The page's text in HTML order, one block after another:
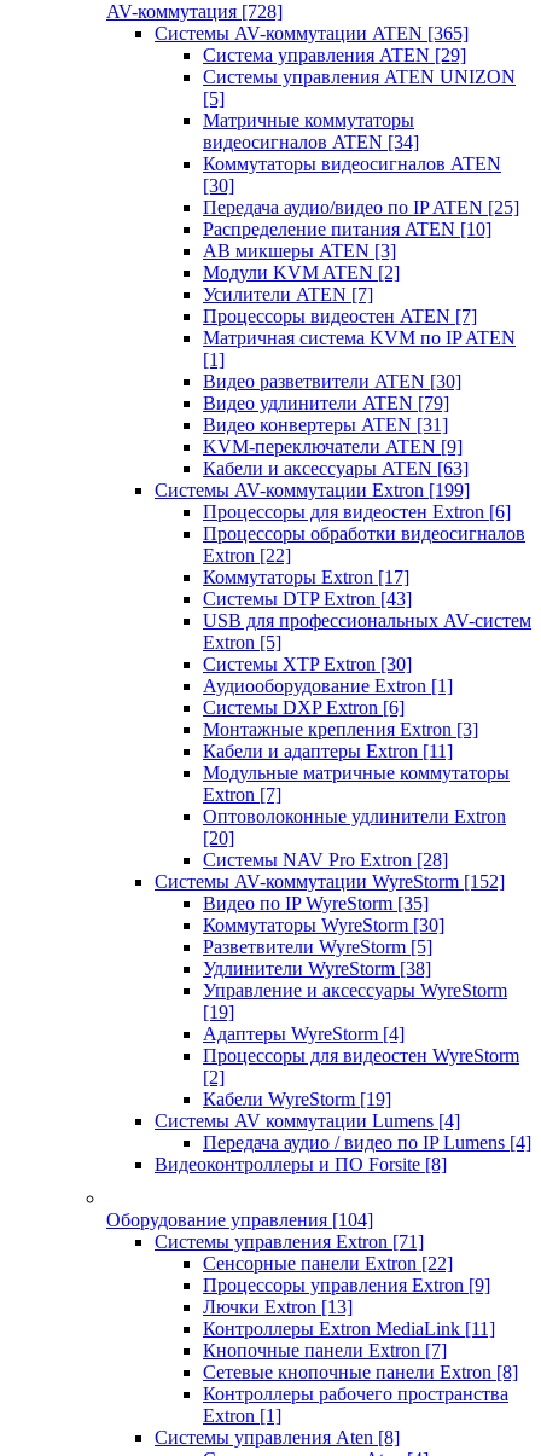
AV-коммутация [728]
Системы AV-коммутации ATEN [365]
Система управления ATEN [29]
Системы управления ATEN UNIZON
[5]
Матричные коммутаторы
видеосигналов ATEN [34]
Коммутаторы видеосигналов ATEN
[30]
Передача аудио/видео по IP ATEN [25]
Распределение питания ATEN [10]
АВ микшеры ATEN [3]
Модули KVM ATEN [2]
Усилители ATEN [7]
Процессоры видеостен ATEN [7]
Матричная система KVM по IP ATEN
[1]
Видео разветвители ATEN [30]
Видео удлинители ATEN [79]
Видео конвертеры ATEN [31]
KVM-переключатели ATEN [9]
Кабели и аксессуары ATEN [63]
Системы AV-коммутации Extron [199]
Процессоры для видеостен Extron [6]
Процессоры обработки видеосигналов
Extron [22]
Коммутаторы Extron [17]
Системы DTP Extron [43]
USB для профессиональных AV-систем
Extron [5]
Системы XTP Extron [30]
Аудиооборудование Extron [1]
Системы DXP Extron [6]
Монтажные крепления Extron [3]
Кабели и адаптеры Extron [11]
Модульные матричные коммутаторы
Extron [7]
Оптоволоконные удлинители Extron
[20]
Системы NAV Pro Extron [28]
Системы AV-коммутации WyreStorm [152]
Видео по IP WyreStorm [35]
Коммутаторы WyreStorm [30]
Разветвители WyreStorm [5]
Удлинители WyreStorm [38]
Управление и аксессуары WyreStorm
[19]
Адаптеры WyreStorm [4]
Процессоры для видеостен WyreStorm
[2]
Кабели WyreStorm [19]
Системы AV коммутации Lumens [4]
Передача аудио / видео по IP Lumens [4]
Видеоконтроллеры и ПО Forsite [8]
Оборудование управления [104]
Системы управления Extron [71]
Сенсорные панели Extron [22]
Процессоры управления Extron [9]
Лючки Extron [13]
Контроллеры Extron MediaLink [11]
Кнопочные панели Extron [7]
Сетевые кнопочные панели Extron [8]
Контроллеры рабочего пространства
Extron [1]
Системы управления Aten [8]